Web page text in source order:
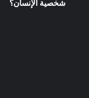
شخصية الإنسان؟